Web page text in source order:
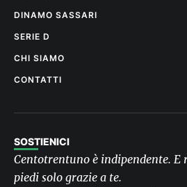
DINAMO SASSARI
SERIE D
CHI SIAMO
CONTATTI
SOSTIENICI
Centotrentuno è indipendente. E
piedi solo grazie a te.